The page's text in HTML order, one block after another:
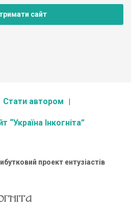
сайт
Стати автором
“Україна Інкогніта”
проект ентузіастів